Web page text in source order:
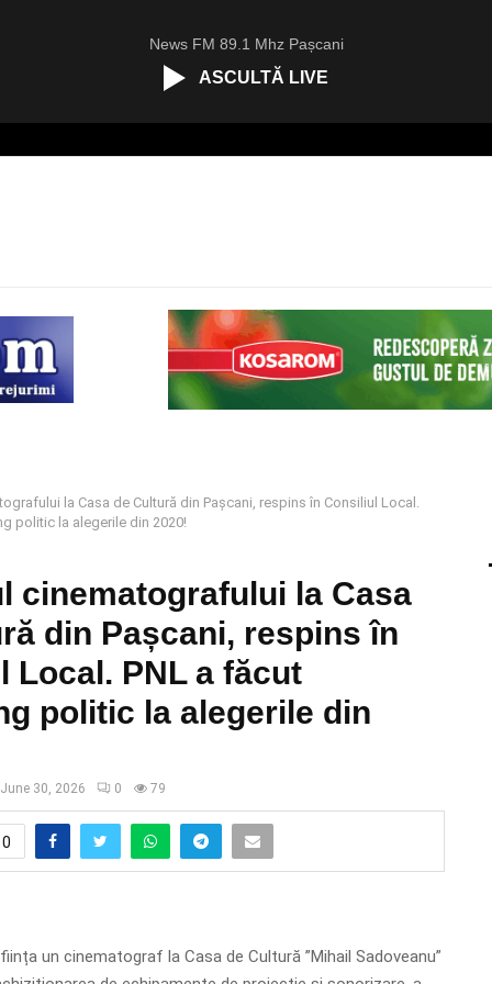
News FM 89.1 Mhz Pașcani
ASCULTĂ LIVE
la Casa de Cultură din Pașcani, respins în Consiliul Local.
politic la alegerile din 2020!
cinematografului la Casa
din Pașcani, respins în
Local. PNL a făcut
politic la alegerile din
June 30, 2026 0 79
0
un cinematograf la Casa de Cultură ”Mihail Sadoveanu”